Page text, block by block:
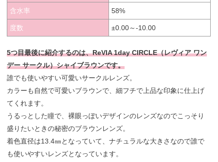
含水率 58%
度数 ±0.00～-10.00
5つ目最後に紹介するのは、ReVIA 1day CIRCLE（レヴィア ワン
デー サークル）シャイブラウンです。
誰でも使いやすい可愛いサークルレンズ。
カラーも自然で可愛いブラウンで、細フチで上品な印象に仕上げ
てくれます。
うるっとした瞳で、裸眼っぽいデザインのレンズなのでこっそり
盛りたいときの秘密のブラウンレンズ。
着色直径は13.4㎜となっていて、ナチュラルな大きさなので誰で
も使いやすいレンズとなっています。